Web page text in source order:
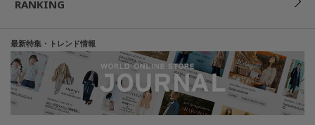
RANKING
最新特集・トレンド情報